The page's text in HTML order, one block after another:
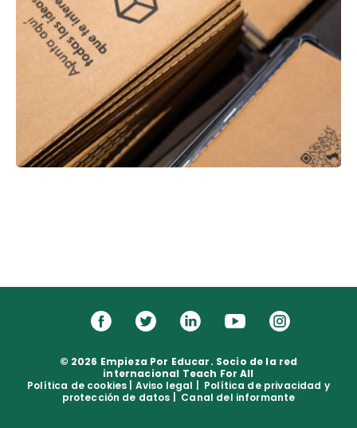
© 2026 Empieza Por Educar. Socio de la red
internacional Teach For All
Política de cookies
Aviso legal
Política de privacidad y
protección de datos
Canal del informante